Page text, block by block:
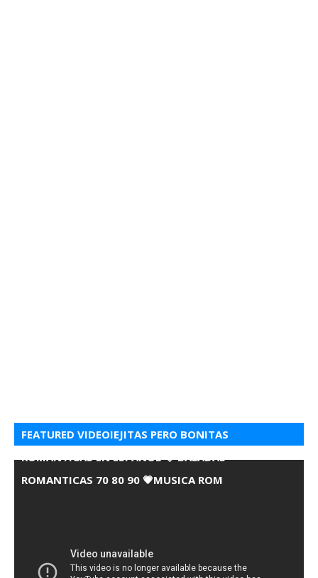
FEATURED VIDEOIEJITAS PERO BONITAS
ROMANTICAS EN ESPANOL 💘 BALADAS
ROMANTICAS 70 80 90 💗MUSICA ROM